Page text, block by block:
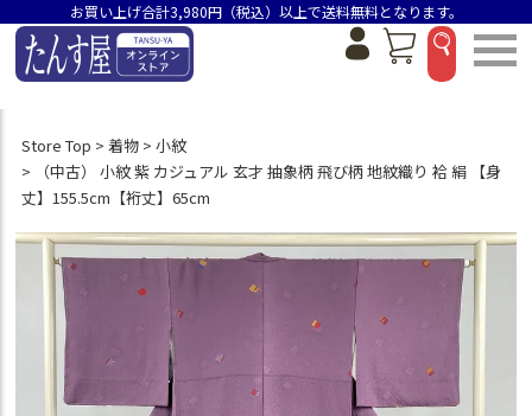
お買い上げ合計3,980円（税込）以上で送料無料となります。
Store Top 着物
小紋
（中古） 小紋 紫 カジュアル 玄才 抽象柄 飛び柄 地紋織り 袷 絹 【身
丈】155.5cm【裄丈】65cm